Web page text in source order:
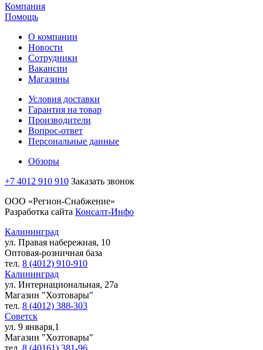
Компания
Помощь
О компании
Новости
Сотрудники
Вакансии
Магазины
Условия доставки
Гарантия на товар
Производители
Вопрос-ответ
Персональные данные
Обзоры
+7 4012 910 910 Заказать звонок
ООО «Регион-Снабжение»
Разработка сайта Консалт-Инфо
Калининград
ул. Правая набережная, 10
Оптовая-розничная база
тел. 8 (4012) 910-910
Калининград
ул. Интернациональная, 27а
Магазин "Хозтовары"
тел. 8 (4012) 388-303
Советск
ул. 9 января,1
Магазин "Хозтовары"
тел. 8 (40161) 381-96